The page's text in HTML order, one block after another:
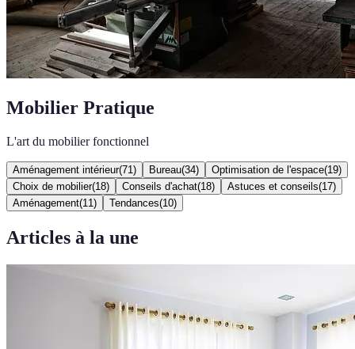
Mobilier Pratique
L'art du mobilier fonctionnel
Aménagement intérieur(71 ) Bureau(34) Optimisation de l'espace(19)
Choix de mobilier(18) Conseils d'achat(18) Astuces et conseils(17)
Aménagement(11 ) Tendances(10)
Articles à la une